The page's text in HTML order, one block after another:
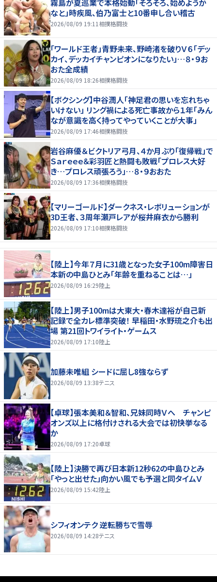
霧島が夏巡業で本格始動「そろそろ、始めようか
なと」時疾風、伯乃富士と10番申し合い稽古
2026/08/09 19:11 相撲格闘技
「ワールド王者」青野未来、野崎渚を破りＶ６「デッ
カイ、デッカイチャンピオンになりたい」…８・９お
おた全成績
2026/08/09 18:26相撲格闘技
【ボクシング】中谷潤人「神足君の思いを忘れちゃ
いけない」 リング禍による死亡事故から１年「みん
なが意識を高く持ってやっていくことが大事」
2026/08/09 17:46相撲格闘技
岩谷麻優＆ビクトリア弓月、４か月ぶり「復帰戦」で
Ｓａｒｅｅｅ＆彩羽匠と熱闘も敗戦「プロレス大好
き…プロレス頑張ろう」…８・９おおた
2026/08/09 17:36相撲格闘技
【マリーゴールド】ダークネス・レボリューションが
3D王者、３周年瀬戸レアが桜井麻衣から勝利
2026/08/09 17:10相撲格闘技
【陸上】今年７月に31歳となった女子100m障害日
本新の中島ひとみ「年齢を重ねることは…」
2026/08/09 16:29陸上
【陸上】男子100mは大東大・春木達裕が自己新
記録で全カレ標準突破！ 早稲田・水野琉之介も出
場 第21回トワイライト・ゲームス
2026/08/09 17:10陸上
加藤未唯組 シードに屈し8強ならず
2026/08/09 13:38テニス
【卓球】張本美和＆智和、兄妹同時Ｖへ チャンピ
オンズ以上に格付けされる大会では初快挙なる
か
2026/08/09 17:20卓球
【陸上】決勝で再び日本新12秒62の中島ひとみ
「やっと出せた」向かい風でも予選と同タイムＶ
2026/08/09 15:42陸上
シフィオンテク 逆転勝ちで雪辱
2026/08/09 14:28テニス